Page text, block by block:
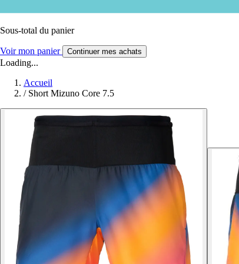
Sous-total du panier
Voir mon panier Continuer mes achats
Loading...
Accueil
/ Short Mizuno Core 7.5